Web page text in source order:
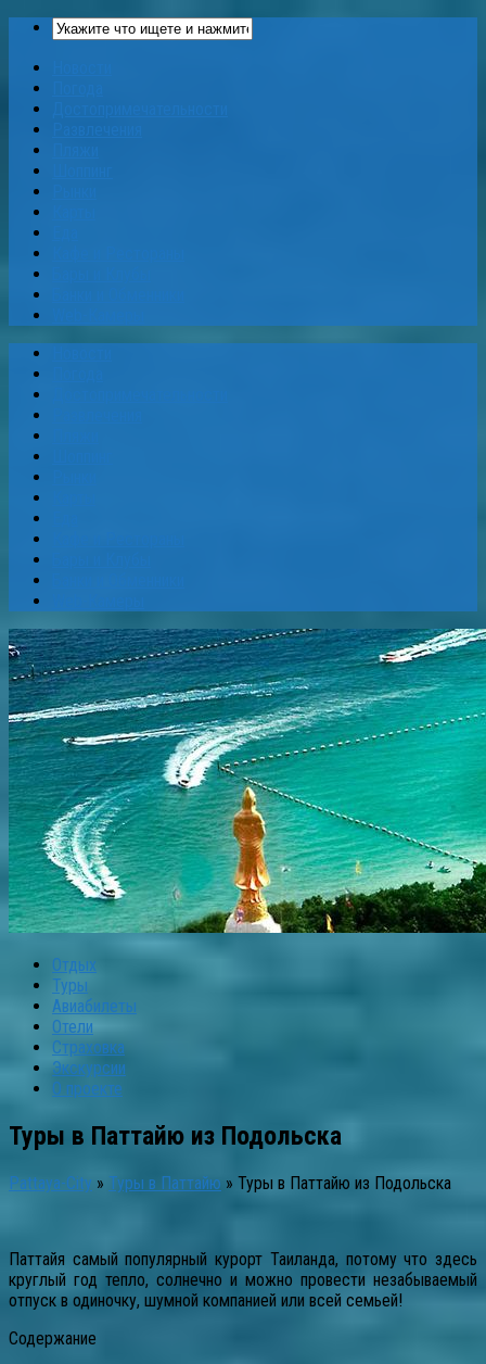
Отдых
Туры
Авиабилеты
Отели
Страховка
Экскурсии
О проекте
Туры в Паттайю из Подольска
Pattaya-City » Туры в Паттайю » Туры в Паттайю из Подольска
Паттайя самый популярный курорт Таиланда, потому что здесь
круглый год тепло, солнечно и можно провести незабываемый
отпуск в одиночку, шумной компанией или всей семьей!
Содержание